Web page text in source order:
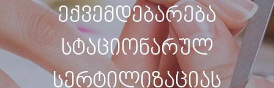
ექვემდებარება
სტაციონარულ
სერტილიზაციას